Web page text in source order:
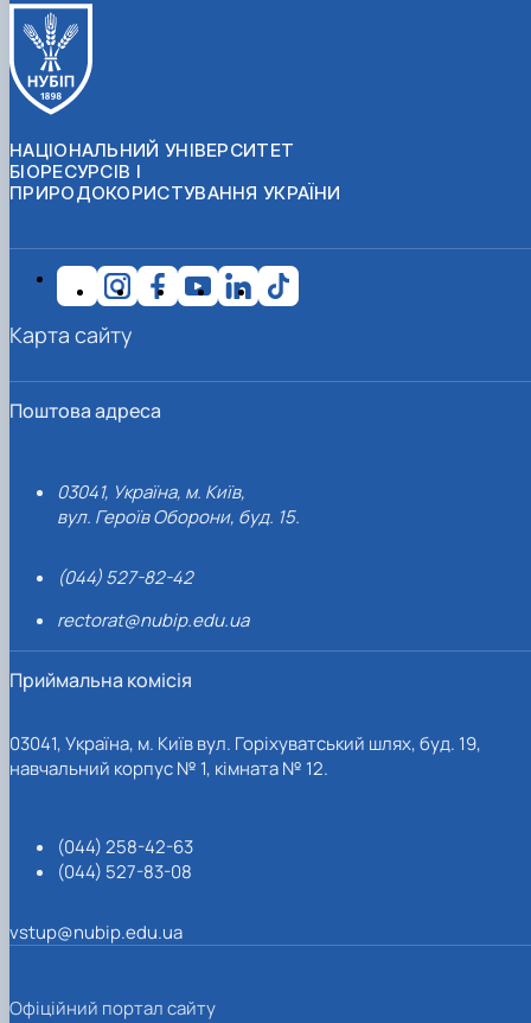
НАЦІОНАЛЬНИЙ УНІВЕРСИТЕТ
БІОРЕСУРСІВ І
ПРИРОДОКОРИСТУВАННЯ УКРАЇНИ
Поштова адреса
03041, Україна, м. Київ,
вул. Героїв Оборони, буд. 15.
(044) 527-82-42
rectorat@nubip.edu.ua
Приймальна комісія
03041, Україна, м. Київ вул. Горіхуватський шлях, буд. 19,
навчальний корпус № 1, кімната № 12.
(044) 258-42-63
(044) 527-83-08
vstup@nubip.edu.ua
Карта сайту
Офіційний портал сайту